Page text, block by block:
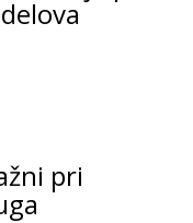
pri